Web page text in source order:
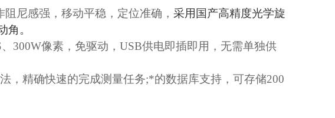
尼感强，移动平稳，定位准确， 采用国产高精度光学旋
角。
、 300W像素，免驱动， USB供电即插即用，无需单独供
，精确快速的完成测量任务;*的数据库支持，可存储200